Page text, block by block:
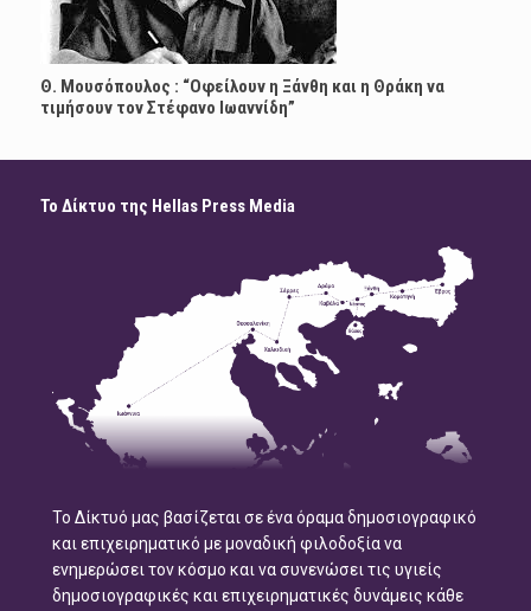
Θ. Μουσόπουλος : “Οφείλουν η Ξάνθη και η Θράκη να
τιμήσουν τον Στέφανο Ιωαννίδη”
Το Δίκτυο της Hellas Press Media
Το Δίκτυό μας βασίζεται σε ένα όραμα δημοσιογραφικό
και επιχειρηματικό με μοναδική φιλοδοξία να
ενημερώσει τον κόσμο και να συνενώσει τις υγιείς
δημοσιογραφικές και επιχειρηματικές δυνάμεις κάθε